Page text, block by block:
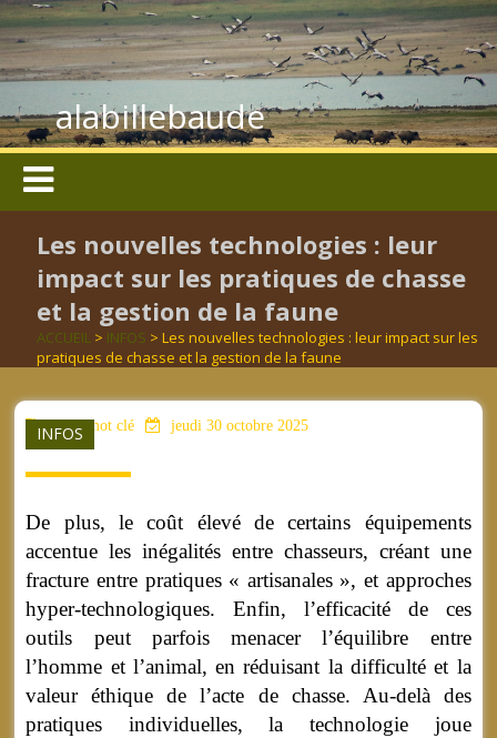
alabillebaude
Les nouvelles technologies : leur
impact sur les pratiques de chasse
et la gestion de la faune
ACCUEIL > INFOS > Les nouvelles technologies : leur impact sur les
pratiques de chasse et la gestion de la faune
INFOS
aucun mot clé jeudi 30 octobre 2025
De plus, le coût élevé de certains équipements
accentue les inégalités entre chasseurs, créant une
fracture entre pratiques « artisanales », et approches
hyper-technologiques. Enfin, l’efficacité de ces
outils peut parfois menacer l’équilibre entre
l’homme et l’animal, en réduisant la difficulté et la
valeur éthique de l’acte de chasse. Au-delà des
pratiques individuelles, la technologie joue